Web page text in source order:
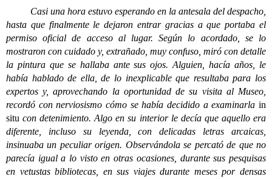
Casi una hora estuvo esperando en la antesala del despacho,
hasta que finalmente le dejaron entrar gracias a que portaba el
permiso oficial de acceso al lugar. Según lo acordado, se lo
mostraron con cuidado y, extrañado, muy confuso, miró con detalle
la pintura que se hallaba ante sus ojos. Alguien, hacía años, le
había hablado de ella, de lo inexplicable que resultaba para los
expertos y, aprovechando la oportunidad de su visita al Museo,
recordó con nerviosismo cómo se había decidido a examinarla in
situ con detenimiento. Algo en su interior le decía que aquello era
diferente, incluso su leyenda, con delicadas letras arcaicas,
insinuaba un peculiar origen. Observándola se percató de que no
parecía igual a lo visto en otras ocasiones, durante sus pesquisas
en vetustas bibliotecas, en sus viajes durante meses por densas